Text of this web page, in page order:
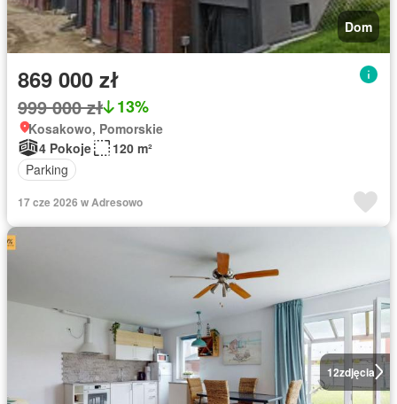
Dom
869 000 zł
999 000 zł 13%
Kosakowo, Pomorskie
4 Pokoje
120 m²
Parking
17 cze 2026 w Adresowo
12zdjęcia